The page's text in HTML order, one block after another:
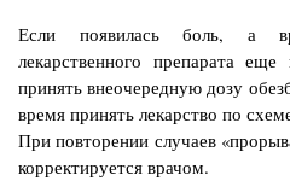
Если появилась боль, а
лекарственного препарата
принять внеочередную дозу
время принять лекарство по
При повторении случаев
корректируется врачом.